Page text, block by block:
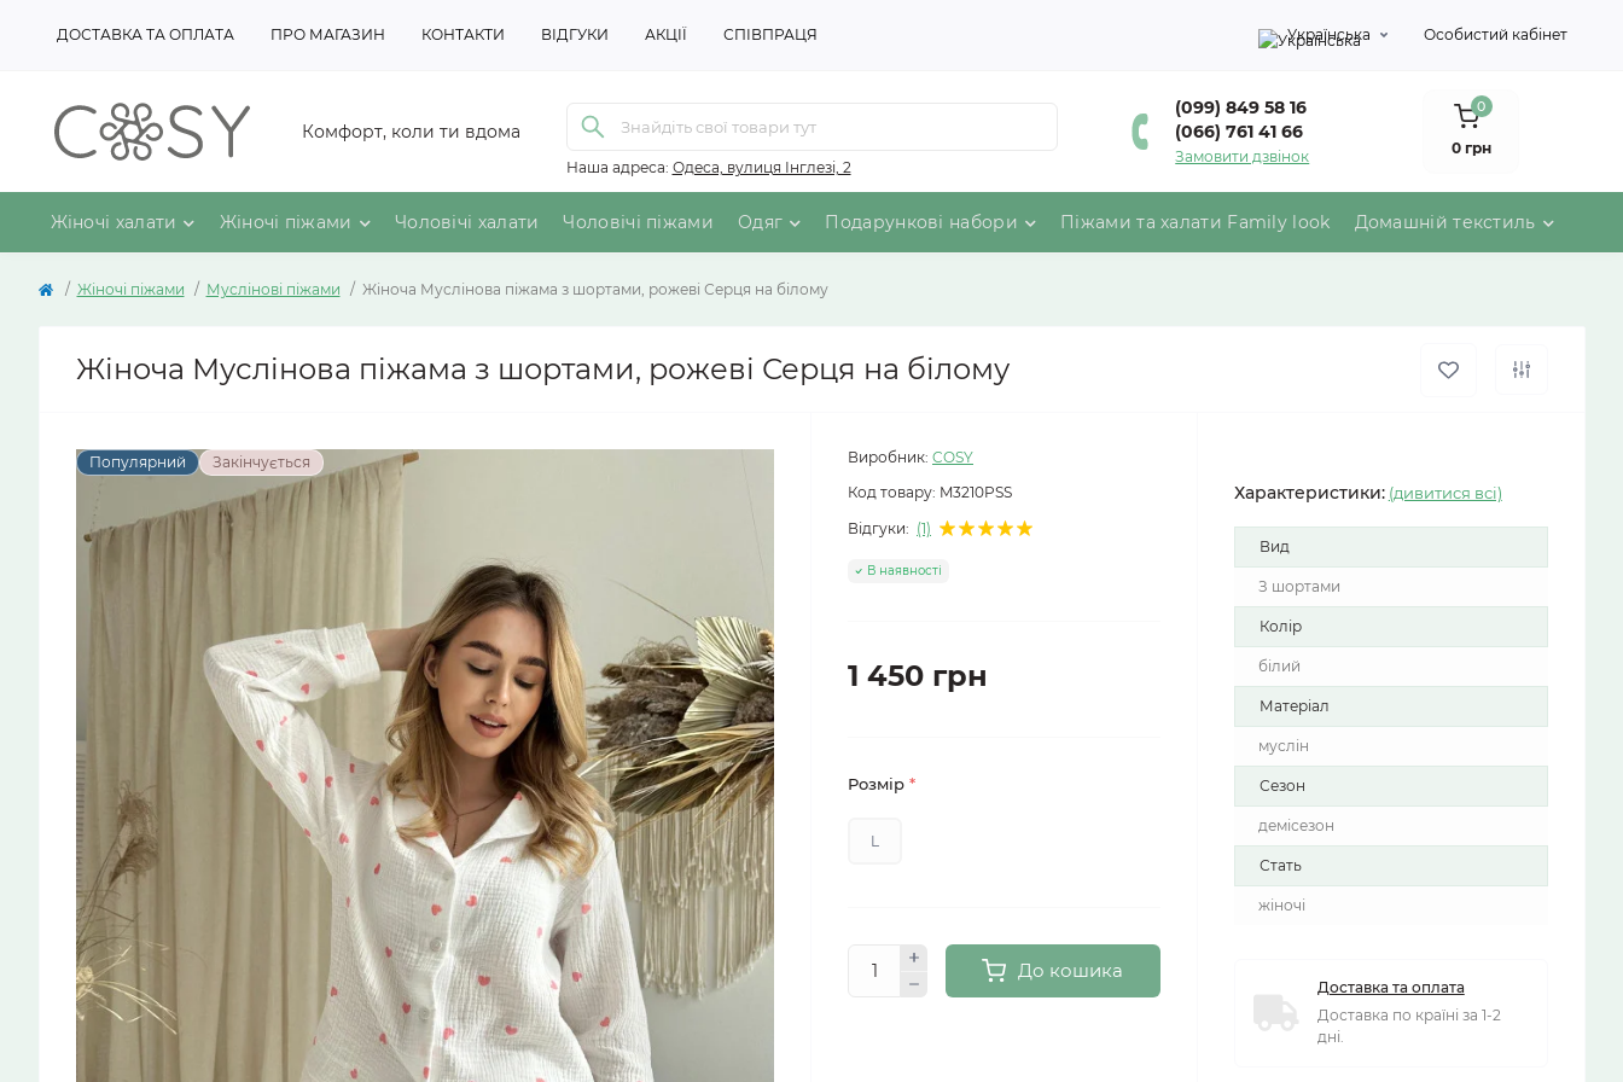
ДОСТАВКА ТА ОПЛАТА ПРО МАГАЗИН КОНТАКТИ ВІДГУКИ АКЦІЇ СПІВПРАЦЯ Українська Особистий кабінет
Комфорт, коли ти вдома
Наша адреса: Одеса, вулиця Інглезі, 2
(099) 849 58 16
(066) 761 41 66
Замовити дзвінок
0
0 грн
Жіночі халати Жіночі піжами Чоловічі халати Чоловічі піжами Одяг Подарункові набори Піжами та халати Family look Домашній текстиль
Жіночі піжами Муслінові піжами Жіноча Муслінова піжама з шортами, рожеві Серця на білому
Жіноча Муслінова піжама з шортами, рожеві Серця на білому
Популярний Закінчується Виробник: COSY
Код товару: M3210PSS
Відгуки: (1)
В наявності
1 450 грн
Розмір *
L
До кошика
Характеристики: (дивитися всі)
Вид
З шортами
Колір
білий
Матеріал
муслін
Сезон
демісезон
Стать
жіночі
Доставка та оплата
Доставка по країні за 1-2
дні.